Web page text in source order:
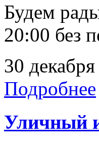
Будем
20:00 без
30
Подробнее
Уличный